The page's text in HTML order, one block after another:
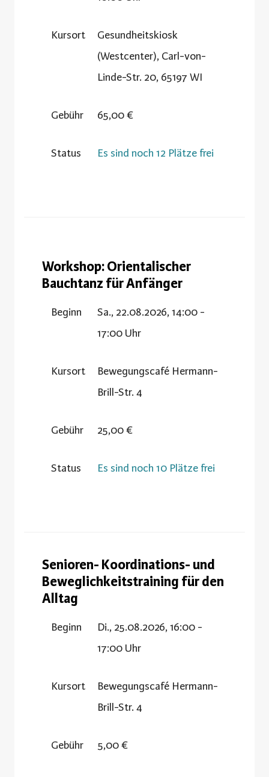
Kursort
Gesundheitskiosk
(Westcenter), Carl-von-
Linde-Str. 20, 65197 WI
Gebühr 65,00 €
Status Es sind noch 12 Plätze frei
Workshop: Orientalischer
Bauchtanz für Anfänger
Beginn Sa., 22.08.2026, 14:00 -
17:00 Uhr
Kursort
Bewegungscafé Hermann-
Brill-Str. 4
Gebühr 25,00 €
Status Es sind noch 10 Plätze frei
Senioren- Koordinations- und
Beweglichkeitstraining für den
Alltag
Beginn
Di., 25.08.2026, 16:00 -
17:00 Uhr
Kursort
Bewegungscafé Hermann-
Brill-Str. 4
Gebühr 5,00 €